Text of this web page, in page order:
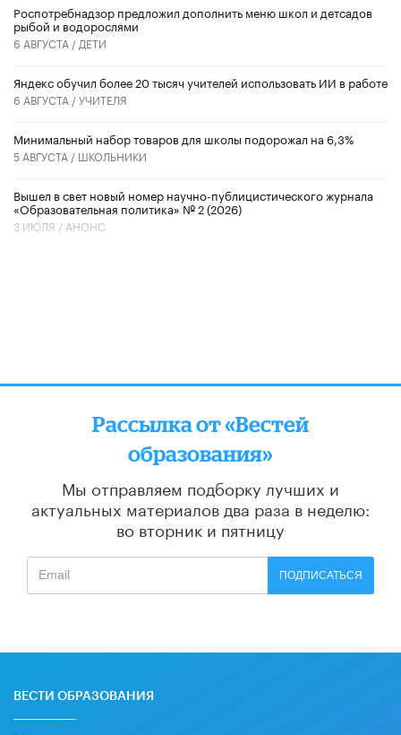
Роспотребнадзор предложил дополнить меню школ и детсадов
рыбой и водорослями
6 АВГУСТА / ДЕТИ
​Яндекс обучил более 20 тысяч учителей использовать ИИ в работе
6 АВГУСТА /УЧИТЕЛЯ
Минимальный набор товаров для школы подорожал на 6,3%
5 АВГУСТА / ШКОЛЬНИКИ
Вышел в свет новый номер научно-публицистического журнала
«Образовательная политика» № 2 (2026)
3 ИЮЛЯ / АНОНС
Рассылка от «Вестей
образования»
Мы отправляем подборку лучших и
актуальных материалов два раза в неделю:
во вторник и пятницу
ПОДПИСАТЬСЯ
ВЕСТИ ОБРАЗОВАНИЯ